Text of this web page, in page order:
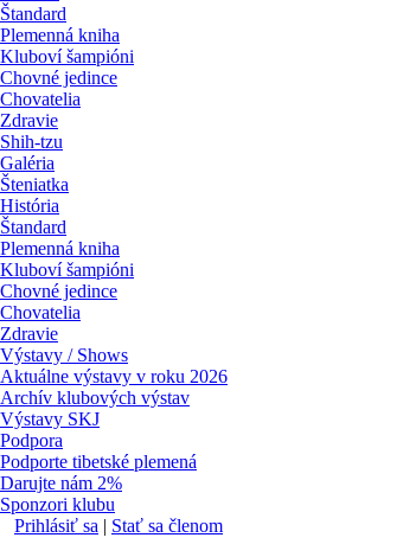
Štandard
Plemenná kniha
Kluboví šampióni
Chovné jedince
Chovatelia
Zdravie
Shih-tzu
Galéria
Šteniatka
História
Štandard
Plemenná kniha
Kluboví šampióni
Chovné jedince
Chovatelia
Zdravie
Výstavy / Shows
Aktuálne výstavy v roku 2026
Archív klubových výstav
Výstavy SKJ
Podpora
Podporte tibetské plemená
Darujte nám 2%
Sponzori klubu
Prihlásiť sa | Stať sa členom